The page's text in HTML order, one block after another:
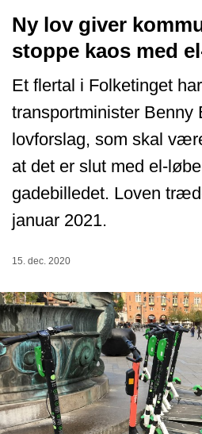
Ny lov giver
stoppe kaos med
Et flertal i Folketinget
transportminister Benny
lovforslag, som skal
at det er slut med el-
gadebilledet. Loven
januar 2021.
15. dec. 2020